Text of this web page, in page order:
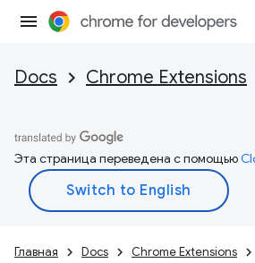
Docs Chrome Extensions
Эта страница переведена с помощью
Главная Docs Chrome Extensions